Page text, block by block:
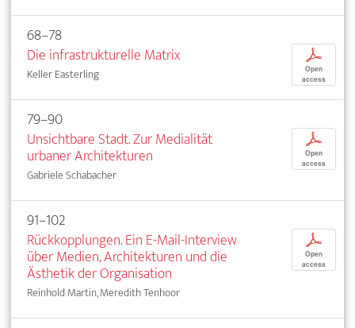
68–78
Die infrastrukturelle Matrix
Keller Easterling
p
Open
access
79–90
Unsichtbare Stadt. Zur Medialität
urbaner Architekturen
Gabriele Schabacher
p
Open
access
91–102
Rückkopplungen. Ein E-Mail-Interview
über Medien, Architekturen und die
Ästhetik der Organisation
Reinhold Martin, Meredith Tenhoor
p
Open
access